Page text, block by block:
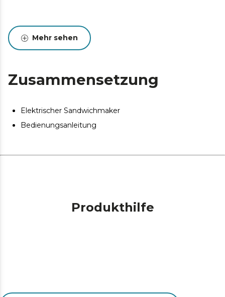
Mehr sehen
Zusammensetzung
Elektrischer Sandwichmaker
Bedienungsanleitung
Produkthilfe